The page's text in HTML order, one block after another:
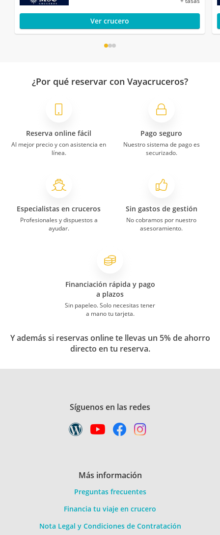
Ver crucero
¿Por qué reservar con Vayacruceros?
Reserva online fácil
Al mejor precio y con asistencia en
línea.
Pago seguro
Nuestro sistema de pago es
securizado.
Especialistas en cruceros
Profesionales y dispuestos a
ayudar.
Sin gastos de gestión
No cobramos por nuestro
asesoramiento.
Financiación rápida y pago
a plazos
Sin papeleo. Solo necesitas tener
a mano tu tarjeta.
Y además si reservas online te llevas un 5% de ahorro
directo en tu reserva.
Síguenos en las redes
Más información
Preguntas frecuentes
Financia tu viaje en crucero
Nota Legal y Condiciones de Contratación